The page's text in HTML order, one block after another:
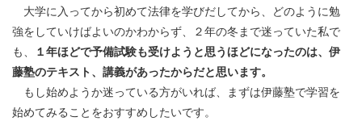
大学に入ってから初めて法律を学びだしてから、どのように勉
強をしていけばよいのかわからず、２年の冬まで迷っていた私で
も、
１年ほどで予備試験も受けようと思うほどになったのは、伊
藤塾のテキスト、講義があったからだと思います。
もし始めようか迷っている方がいれば、まずは伊藤塾で学習を
始めてみることをおすすめしたいです。